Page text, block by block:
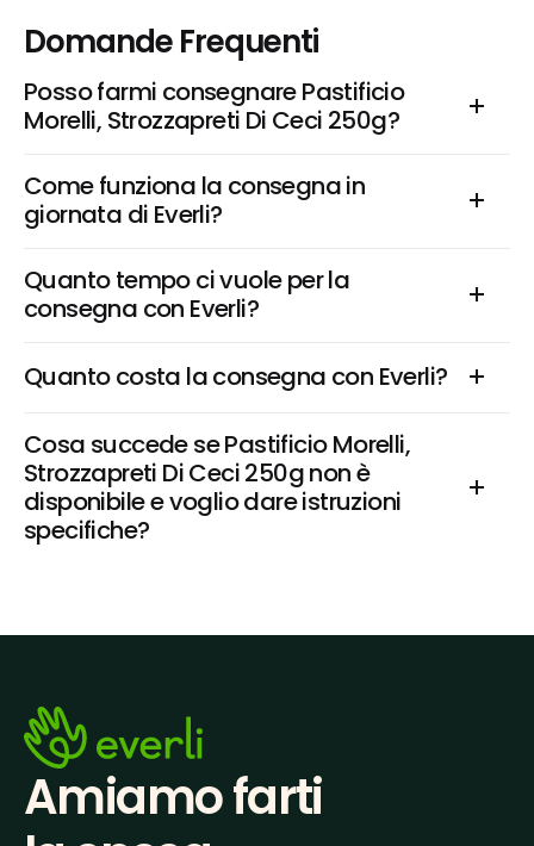
Domande Frequenti
Posso farmi consegnare Pastificio
Morelli, Strozzapreti Di Ceci 250g?
Come funziona la consegna in
giornata di Everli?
Quanto tempo ci vuole per la
consegna con Everli?
Quanto costa la consegna con Everli?
Cosa succede se Pastificio Morelli,
Strozzapreti Di Ceci 250g non è
disponibile e voglio dare istruzioni
specifiche?
Amiamo farti